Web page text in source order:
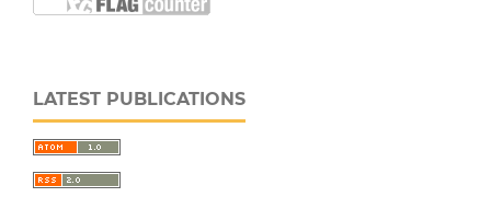
LATEST PUBLICATIONS